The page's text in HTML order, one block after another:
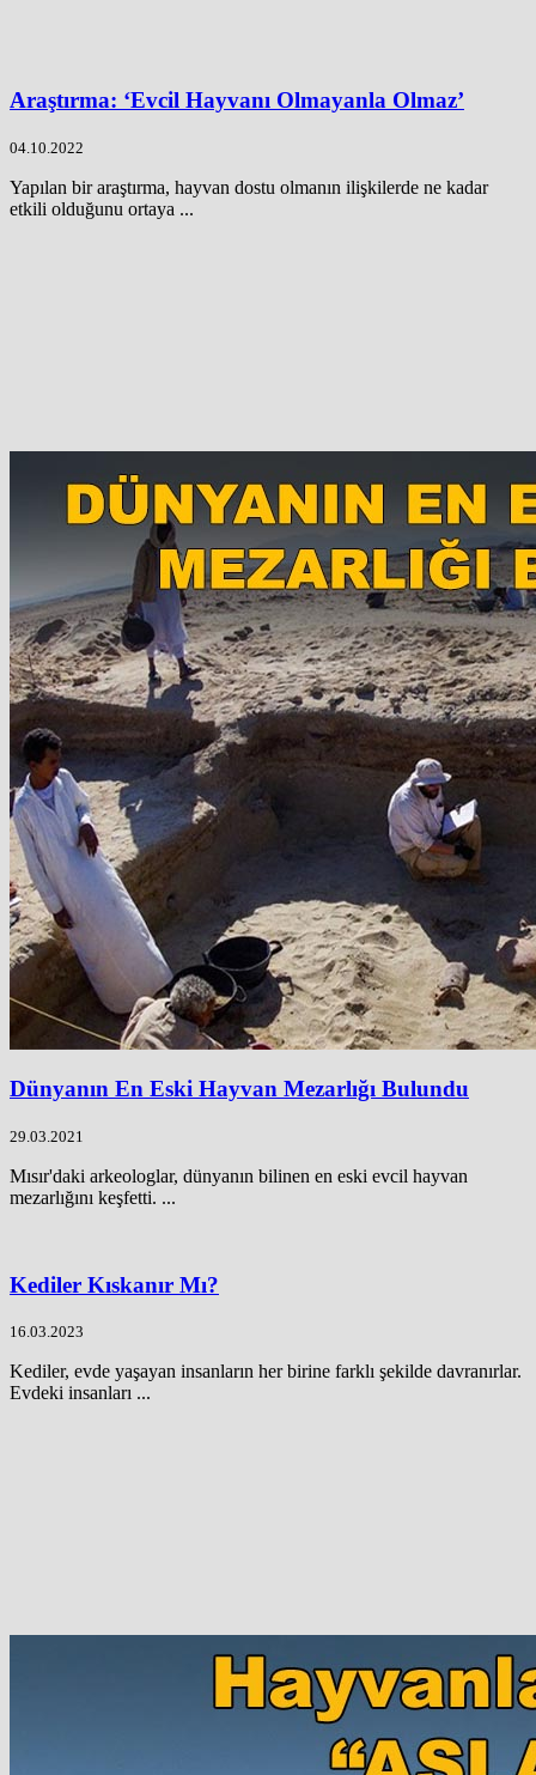
Araştırma: ‘Evcil Hayvanı Olmayanla Olmaz’
04.10.2022
Yapılan bir araştırma, hayvan dostu olmanın ilişkilerde ne kadar
etkili olduğunu ortaya ...
Dünyanın En Eski Hayvan Mezarlığı Bulundu
29.03.2021
Mısır'daki arkeologlar, dünyanın bilinen en eski evcil hayvan
mezarlığını keşfetti. ...
Kediler Kıskanır Mı?
16.03.2023
Kediler, evde yaşayan insanların her birine farklı şekilde davranırlar.
Evdeki insanları ...